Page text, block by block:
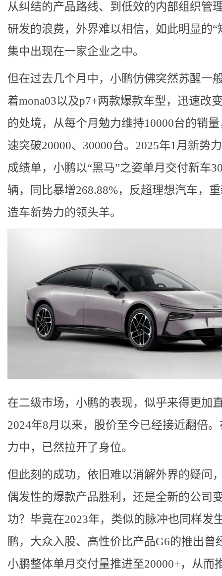
从纠结的产品路线、到低效的内部组织管
研发的浪费，外界难以相信，如此明显的“
集中出现在一家企业之中。
但在过去几个月中，小鹏仿佛突然苏醒一
着mona03以及p7+两款爆款车型，迅速改
的处境，从每个月勉力维持10000台的销
速突破20000、30000台。2025年1月新势
成绩单，小鹏以“黑马”之姿单月交付新车
辆，同比暴增268.88%，反超理想汽车，
造车新势力的领头羊。
在二级市场，小鹏的表现，似乎来得更加
2024年8月以来，股价至今已经接近翻倍
力中，已然拉开了身位。
但此刻的成功，依旧难以消解外界的疑问
偶发性的爆款产品胜利，还是全新的公司
功？毕竟在2023年，类似的脉冲也同样发
鹏，大众入股、高性价比产品G6的推出曾
小鹏整体单月交付量推进至20000+，从而